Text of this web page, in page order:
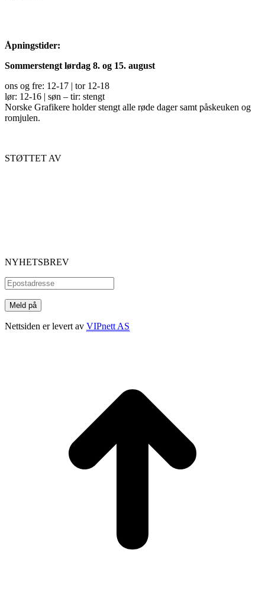
Åpningstider:
Sommerstengt lørdag 8. og 15. august
ons og fre: 12-17 | tor 12-18
lør: 12-16 | søn – tir: stengt
Norske Grafikere holder stengt alle røde dager samt påskeuken og
romjulen.
STØTTET AV
NYHETSBREV
Nettsiden er levert av VIPnett AS